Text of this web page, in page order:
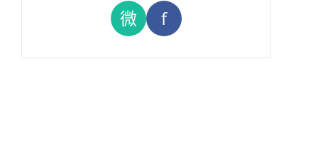
微 f